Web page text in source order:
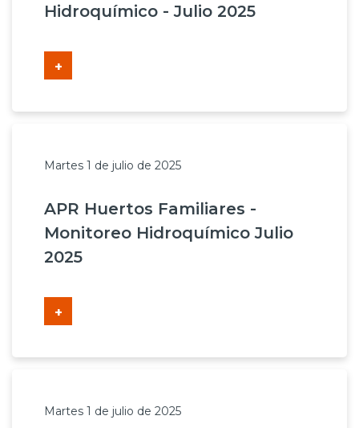
Hidroquímico - Julio 2025
+
Martes 1 de julio de 2025
APR Huertos Familiares -
Monitoreo Hidroquímico Julio
2025
+
Martes 1 de julio de 2025